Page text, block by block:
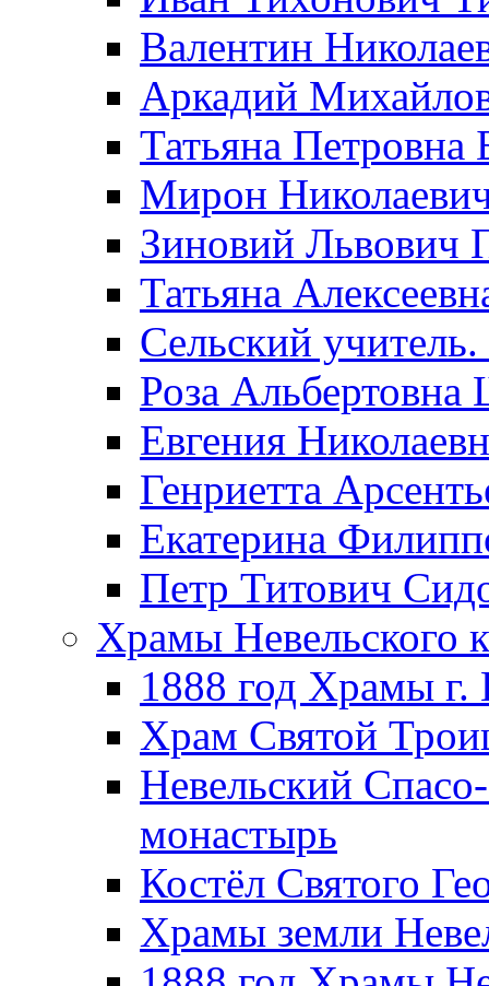
Валентин
Аркадий
Татьяна Петровна
Мирон
Зиновий Львович
Татьяна
Сельский
Роза
Евгения
Генриетта
Екатерина
Петр Титович
Храмы Невельского
1888 год Храмы г.
Храм Святой
Невельский
монастырь
Костёл Святого
Храмы земли